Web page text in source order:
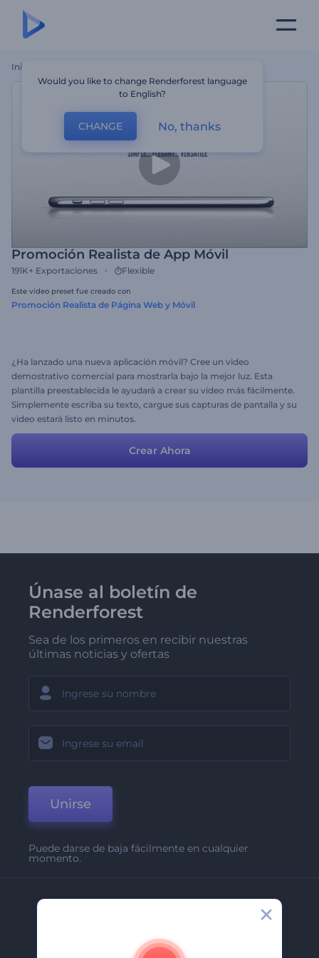
Inicio
Promoción Realista de App Móvil
191K+ Exportaciones Flexible
Este video preset fue creado con
Promoción Realista de Página Web y Móvil
¿Ha lanzado una nueva aplicación móvil? Cree un video
demostrativo comercial para mostrarla bajo la mejor luz. Esta
plantilla preestablecida le ayudará a crear su video más fácilmente.
Simplemente escriba su texto, cargue sus capturas de pantalla y su
video estará listo en minutos.
Crear Ahora
Únase al boletín de
Renderforest
Sea de los primeros en recibir nuestras
últimas noticias y ofertas
Unirse
Puede darse de baja fácilmente en cualquier
momento.
Would you like to change Renderforest language
to English?
CHANGE No, thanks